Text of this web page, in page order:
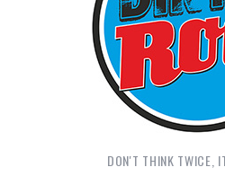
DON'T THINK TWICE,